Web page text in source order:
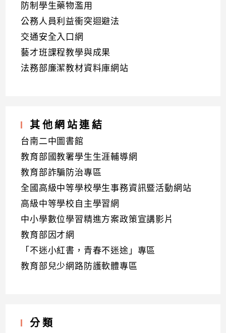
防制學生藥物濫用
公務人員利益衝突迴避法
交通安全入口網
藝才班課程教學與成果
法務部廉潔教材資料庫網站
其他網站連結
台南二中圖書館
教育部國教署學生生涯輔導網
教育部詐騙防治專區
全國高級中等學校學生事務資訊暨活動網站
高級中等學校自主學習網
中小學數位學習精進方案政策宣講影片
教育部因才網
「不迷小紅書，青春不迷途」專區
教育部兒少網路防護軟體專區
分類